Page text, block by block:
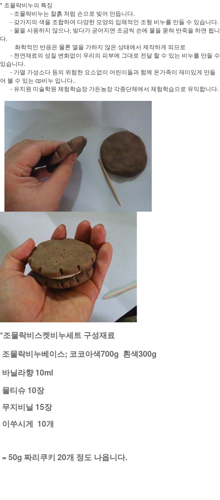
* 조물락비누의 특징
- 조물락비누는 찰흙 처럼 손으로 빚어 만듭니다.
- 갖가지의 색을 조합하여 다양한 모양의 입체적인 조형 비누를 만들 수 있습니다.
- 물을 사용하지 않으나, 빚다가 굳어지면 조금씩 손에 물을 묻혀 반죽을 하면 됩니
다.
화학적인 반응은 물론 열을 가하지 않은 상태에서 제작하게 되므로
- 쳔연재료의 성질 변화없이 우리의 피부에 그대로 전달 할 수 있는 비누를 만들 수
있습니다.
- 가열 가성소다 등의 위험한 요소없이 어린이들과 함께 온가족이 재미있게 만들
어 볼 수 있는 cp비누 입니다..
- 유치원 미술학원 체험학습장 가든농장 각종단체에서 체험학습으로 유익합니다.
*조물락비스켓비누세트 구성재료
조물락비누베이스; 코코아색700g 흰색300g
바닐라향 10ml
물티슈 10장
무지비닐 15장
이쑤시게 10개
= 50g 짜리쿠키 20개 정도 나옵니다.